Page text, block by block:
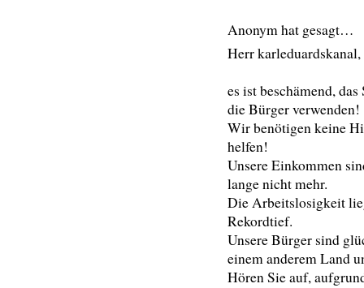
Anonym hat gesagt…
Herr karleduardskanal,
es ist beschämend,
die Bürger verwenden!
Wir benötigen keine
helfen!
Unsere Einkommen
lange nicht mehr.
Die Arbeitslosigkeit
Rekordtief.
Unsere Bürger sind
einem anderem Land
Hören Sie auf,